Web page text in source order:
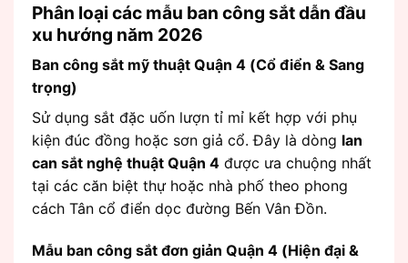
Phân loại các mẫu ban công sắt dẫn đầu
xu hướng năm 2026
Ban công sắt mỹ thuật Quận 4 (Cổ điển & Sang
trọng)
Sử dụng sắt đặc uốn lượn tỉ mỉ kết hợp với phụ
kiện đúc đồng hoặc sơn giả cổ. Đây là dòng lan
can sắt nghệ thuật Quận 4 được ưa chuộng nhất
tại các căn biệt thự hoặc nhà phố theo phong
cách Tân cổ điển dọc đường Bến Vân Đồn.
Mẫu ban công sắt đơn giản Quận 4 (Hiện đại &